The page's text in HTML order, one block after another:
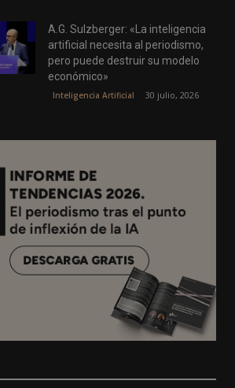
A.G. Sulzberger: «La inteligencia
artificial necesita al periodismo,
pero puede destruir su modelo
económico»
Inteligencia Artificial 30 julio, 2026